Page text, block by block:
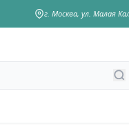
г. Москва, ул. Малая